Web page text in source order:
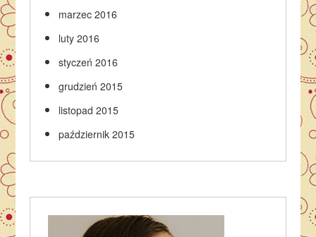
marzec 2016
luty 2016
styczeń 2016
grudzień 2015
listopad 2015
październik 2015